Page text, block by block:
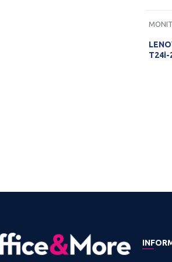
T24i-